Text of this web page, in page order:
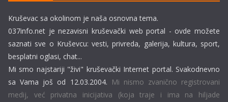
Kruševac sa okolinom je naša osnovna tema.
037info.net je nezavisni kruševački web portal - ovde možete
saznati sve o Kruševcu: vesti, privreda, galerija, kultura, sport,
besplatni oglasi, chat...
Mi smo najstariji "živi" kruševački Internet portal. Svakodnevno
sa Vama još od 12.03.2004. Mi nismo zvanično registrovani
medij, već privatna inicijativa (koja traje i ima na hiljade